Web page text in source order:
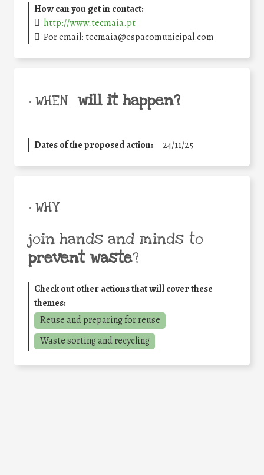
How can you get in contact:
http://www.tecmaia.pt
Por email: tecmaia@espacomunicipal.com
• WHEN will it happen?
Dates of the proposed action: 24/11/25
• WHY
join hands and minds to
prevent waste?
Check out other actions that will cover these
themes:
Reuse and preparing for reuse
Waste sorting and recycling